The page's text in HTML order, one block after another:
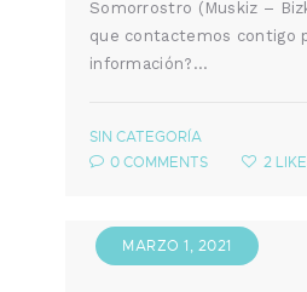
Somorrostro (Muskiz –
que contactemos contigo
información?…
SIN CATEGORÍA
0 COMMENTS 2
MARZO 1, 2021